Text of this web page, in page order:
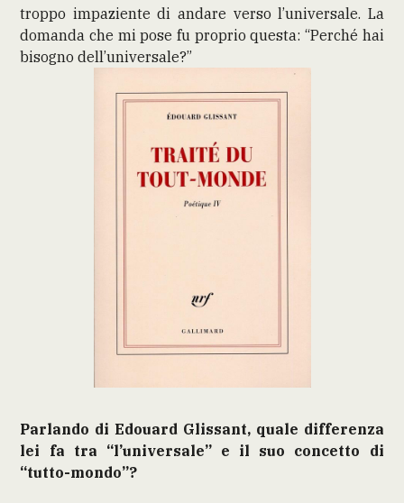
troppo impaziente di andare verso l’universale. La
domanda che mi pose fu proprio questa: “Perché hai
bisogno dell’universale?”
Parlando di Edouard Glissant, quale differenza
lei fa tra “l’universale” e il suo concetto di
“tutto-mondo”?